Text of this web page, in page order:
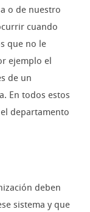
o de nuestro
cuando
que no le
ejemplo el
de un
En todos estos
departamento
deben
sistema y que